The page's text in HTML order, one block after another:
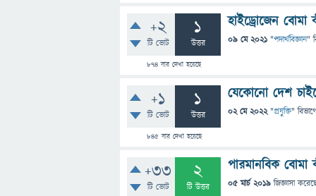
+2
টি ভোট
1
উত্তর
874 বার দেখা হয়েছে
হাইড্রোজেন বোমা
09 মে 2021 "পদার্থবিজ্ঞান"
+1
টি ভোট
1
উত্তর
845বার দেখা হয়েছে
যেকোনো দেশ
02 মে 2022 "প্রযুক্তি"
+33
টি ভোট
2
টি উত্তর
পারমানবিক বোমা
05 মার্চ 2019 জিজ্ঞাসা